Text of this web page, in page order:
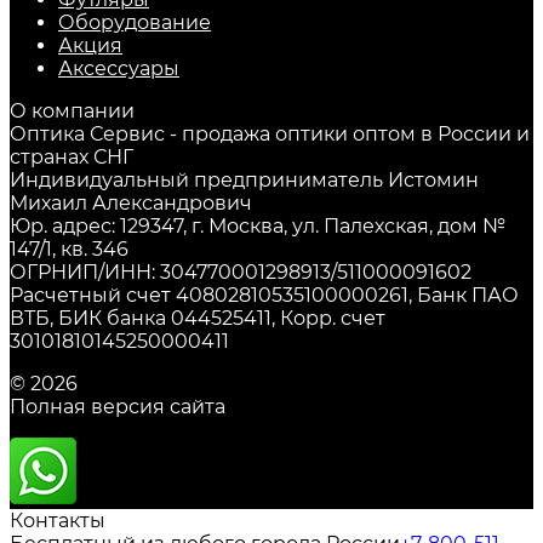
Оборудование
Акция
Аксессуары
О компании
Оптика Сервис - продажа оптики оптом в России и
странах СНГ
Индивидуальный предприниматель Истомин
Михаил Александрович
Юр. адрес: 129347, г. Москва, ул. Палехская, дом №
147/1, кв. 346
ОГРНИП/ИНН: 304770001298913/511000091602
Расчетный счет 40802810535100000261, Банк ПАО
ВТБ, БИК банка 044525411, Корр. счет
30101810145250000411
© 2026
Полная версия сайта
Контакты